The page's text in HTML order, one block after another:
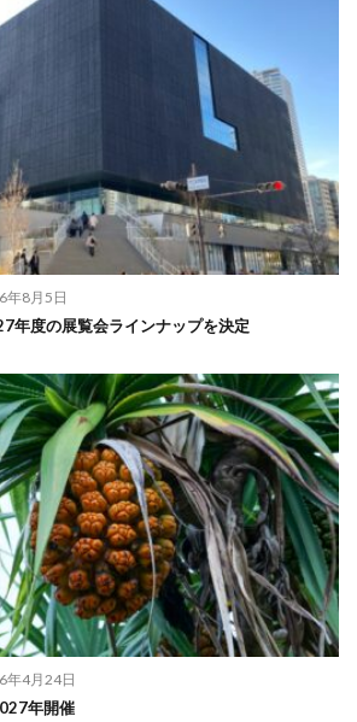
年8月5日
年度の展覧会ラインナップを決定
年4月24日
年開催